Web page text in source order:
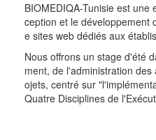
BIOMEDIQA-Tunisie est
ception et le développement
e sites web dédiés aux
Nous offrons un stage d'été
ment, de l'administration
ojets, centré sur
Quatre Disciplines de